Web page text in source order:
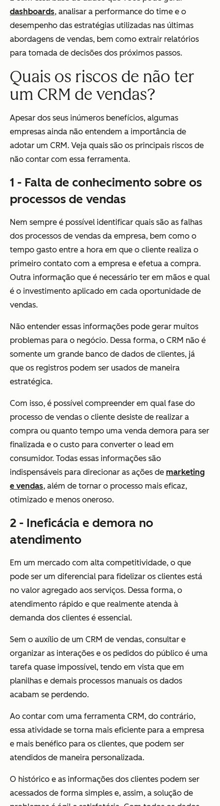
dashboards, analisar a performance do time e o
desempenho das estratégias utilizadas nas últimas
abordagens de vendas, bem como extrair relatórios
para tomada de decisões dos próximos passos.
Quais os riscos de não ter
um CRM de vendas?
Apesar dos seus inúmeros benefícios, algumas
empresas ainda não entendem a importância de
adotar um CRM. Veja quais são os principais riscos de
não contar com essa ferramenta.
1 - Falta de conhecimento sobre os
processos de vendas
Nem sempre é possível identificar quais são as falhas
dos processos de vendas da empresa, bem como o
tempo gasto entre a hora em que o cliente realiza o
primeiro contato com a empresa e efetua a compra.
Outra informação que é necessário ter em mãos e qual
é o investimento aplicado em cada oportunidade de
vendas.
Não entender essas informações pode gerar muitos
problemas para o negócio. Dessa forma, o CRM não é
somente um grande banco de dados de clientes, já
que os registros podem ser usados de maneira
estratégica.
Com isso, é possível compreender em qual fase do
processo de vendas o cliente desiste de realizar a
compra ou quanto tempo uma venda demora para ser
finalizada e o custo para converter o lead em
consumidor. Todas essas informações são
indispensáveis para direcionar as ações de marketing
e vendas, além de tornar o processo mais eficaz,
otimizado e menos oneroso.
2 - Ineficácia e demora no
atendimento
Em um mercado com alta competitividade, o que
pode ser um diferencial para fidelizar os clientes está
no valor agregado aos serviços. Dessa forma, o
atendimento rápido e que realmente atenda à
demanda dos clientes é essencial.
Sem o auxílio de um CRM de vendas, consultar e
organizar as interações e os pedidos do público é uma
tarefa quase impossível, tendo em vista que em
planilhas e demais processos manuais os dados
acabam se perdendo.
Ao contar com uma ferramenta CRM, do contrário,
essa atividade se torna mais eficiente para a empresa
e mais benéfico para os clientes, que podem ser
atendidos de maneira personalizada.
O histórico e as informações dos clientes podem ser
acessados de forma simples e, assim, a solução de